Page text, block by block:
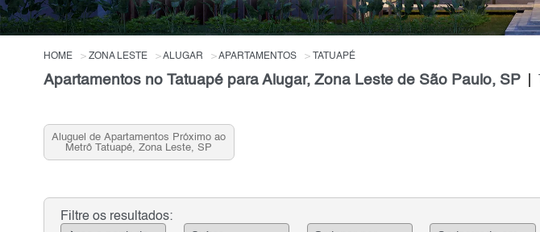
HOME ZONA LESTE ALUGAR APARTAMENTOS TATUAPÉ
Apartamentos no Tatuapé para Alugar, Zona Leste de São Paulo, SP
Aluguel de Apartamentos Próximo ao
Metrô Tatuapé, Zona Leste, SP
Filtre os resultados: